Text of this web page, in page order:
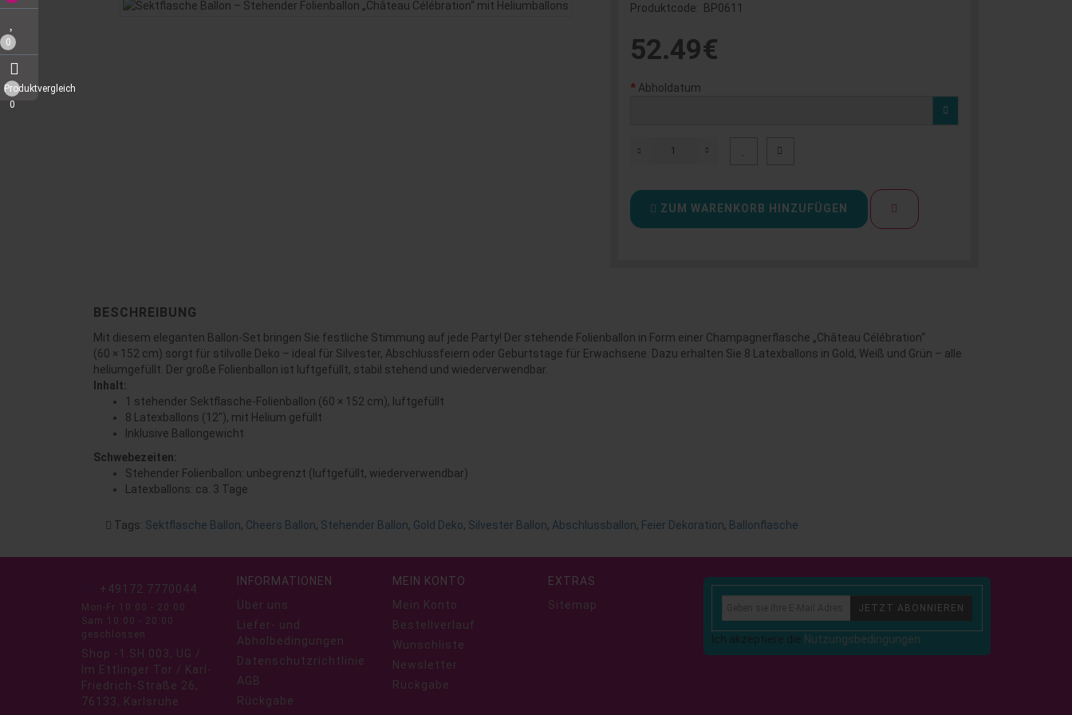
0
Produktvergleich
0
Produktcode: BP0611
52.49€
Abholdatum
ZUM WARENKORB HINZUFÜGEN
BESCHREIBUNG
Mit diesem eleganten Ballon-Set bringen Sie festliche Stimmung auf jede Party! Der stehende Folienballon in Form einer Champagnerflasche „Château Célébration“
(60 × 152 cm) sorgt für stilvolle Deko – ideal für Silvester, Abschlussfeiern oder Geburtstage für Erwachsene. Dazu erhalten Sie 8 Latexballons in Gold, Weiß und Grün – alle
heliumgefüllt. Der große Folienballon ist luftgefüllt, stabil stehend und wiederverwendbar.
Inhalt:
1 stehender Sektflasche-Folienballon (60 × 152 cm), luftgefüllt
8 Latexballons (12″), mit Helium gefüllt
Inklusive Ballongewicht
Schwebezeiten:
Stehender Folienballon: unbegrenzt (luftgefüllt, wiederverwendbar)
Latexballons: ca. 3 Tage
Tags: Sektflasche Ballon, Cheers Ballon, Stehender Ballon, Gold Deko, Silvester Ballon, Abschlussballon, Feier Dekoration, Ballonflasche
+49172 7770044
Mon-Fr 10:00 - 20:00
Sam 10:00 - 20:00
geschlossen
Shop -1.SH.003, UG /
Im Ettlinger Tor / Karl-
Friedrich-Straße 26,
76133, Karlsruhe
INFORMATIONEN
Über uns
Liefer- und
Abholbedingungen
Datenschutzrichtlinie
AGB
Rückgabe
MEIN KONTO
Mein Konto
Bestellverlauf
Wunschliste
Newsletter
Rückgabe
EXTRAS
Sitemap
JETZT ABONNIEREN
Ich akzeptiere die Nutzungsbedingungen.